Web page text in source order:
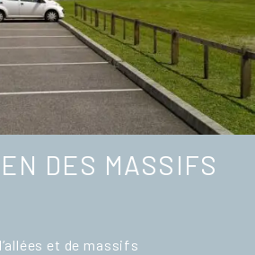
DES MASSIFS
et de massifs